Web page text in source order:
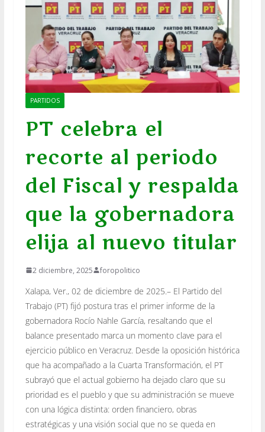
PARTIDOS
PT celebra el
recorte al periodo
del Fiscal y respalda
que la gobernadora
elija al nuevo titular
2 diciembre, 2025 foropolitico
Xalapa, Ver., 02 de diciembre de 2025.– El Partido del
Trabajo (PT) fijó postura tras el primer informe de la
gobernadora Rocío Nahle García, resaltando que el
balance presentado marca un momento clave para el
ejercicio público en Veracruz. Desde la oposición histórica
que ha acompañado a la Cuarta Transformación, el PT
subrayó que el actual gobierno ha dejado claro que su
prioridad es el pueblo y que su administración se mueve
con una lógica distinta: orden financiero, obras
estratégicas y una visión social que no se queda en